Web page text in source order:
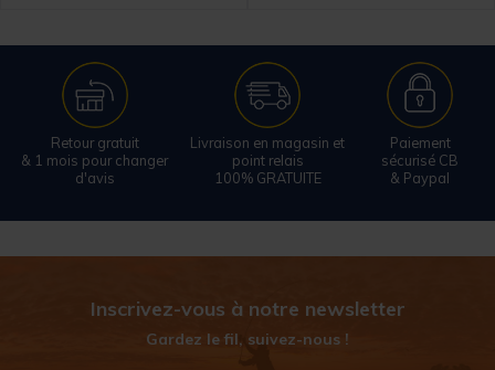
Retour gratuit
& 1 mois pour changer
d'avis
Livraison en magasin et
point relais
100% GRATUITE
Paiement
sécurisé CB
& Paypal
Inscrivez-vous à notre newsletter
Gardez le fil, suivez-nous !